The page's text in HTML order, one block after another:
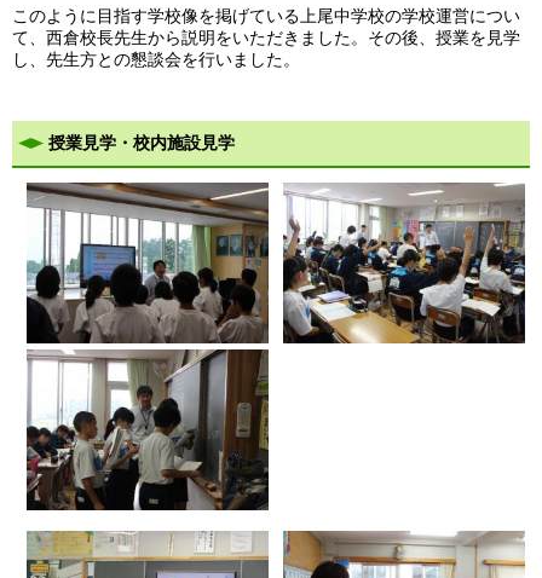
このように目指す学校像を掲げている上尾中学校の学校運営につい
て、 西倉校長先生から説明をいただきました。その後、授業を見学
し、先生方との懇談会を行いました。
授業見学・校内施設見学